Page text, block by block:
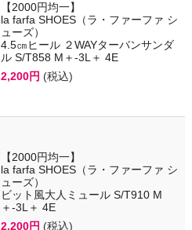
【2000円均一】
la farfa SHOES（ラ・ファーファ シ
ューズ）
4.5㎝ヒール ２WAYターバンサンダ
ル S/T858 M＋-3L＋ 4E
2,200円 (税込)
【2000円均一】
la farfa SHOES（ラ・ファーファ シ
ューズ）
ビット風大人ミュール S/T910 M
＋-3L＋ 4E
2,200円 (税込)